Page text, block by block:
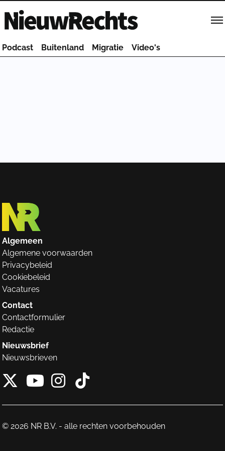
Homepage van NieuwRechts
Podcast Buitenland Migratie Video's
Algemeen
Algemene voorwaarden
Privacybeleid
Cookiebeleid
Vacatures
Contact
Contactformulier
Redactie
Nieuwsbrief
Nieuwsbrieven
X van NieuwRechts
Instagram van
Tiktok van
© 2026 NR B.V. - alle rechten voorbehouden